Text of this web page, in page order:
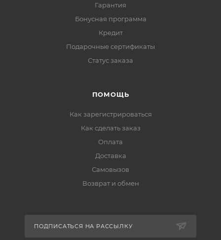
Гарантия
Бонусная программа
Кредит
Подарочные сертификаты
Статус заказа
ПОМОЩЬ
Как зарегистрироваться
Как сделать заказ
Оплата
Доставка
Самовызов
Возврат и обмен
ПОДПИСАТЬСЯ НА РАССЫЛКУ